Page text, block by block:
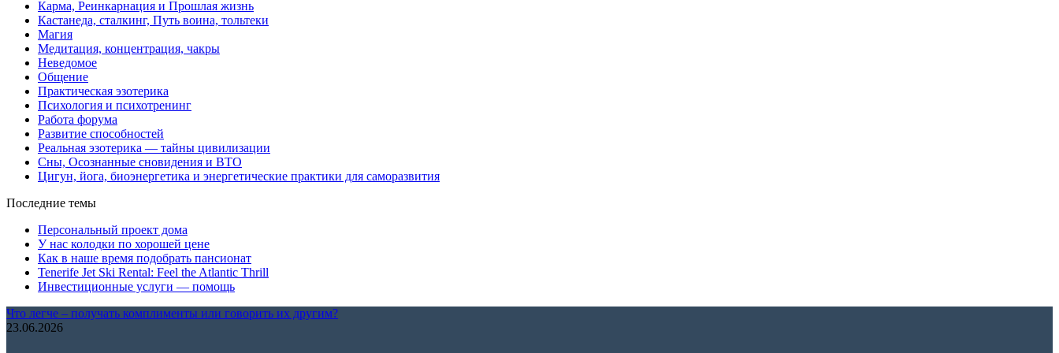
Карма, Реинкарнация и Прошлая жизнь
Кастанеда, сталкинг, Путь воина, тольтеки
Магия
Медитация, концентрация, чакры
Неведомое
Общение
Практическая эзотерика
Психология и психотренинг
Работа форума
Развитие способностей
Реальная эзотерика — тайны цивилизации
Сны, Осознанные сновидения и ВТО
Цигун, йога, биоэнергетика и энергетические практики для саморазвития
Последние темы
Персональный проект дома
У нас колодки по хорошей цене
Как в наше время подобрать пансионат
Tenerife Jet Ski Rental: Feel the Atlantic Thrill
Инвестиционные услуги — помощь
Что легче – получать комплименты или говорить их другим?
23.06.2026